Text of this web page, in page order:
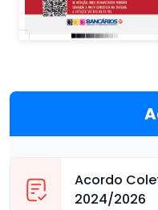
Acordo
2024/2026